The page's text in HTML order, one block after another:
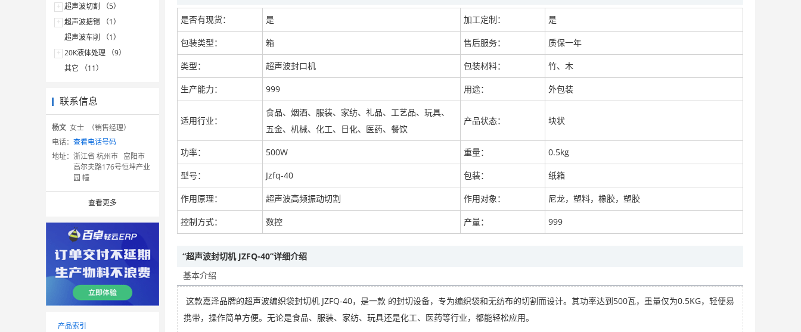
面议
面议
+ 超声波切割 （5）
+ 超声波搪锡 （1）
超声波车削 （1）
+ 20K液体处理 （9）
其它 （11）
联系信息
杨文 女士 （销售经理）
电话： 查看电话号码
地址： 浙江省 杭州市 富阳市
高尔夫路176号恒坤产业
园 幢
查看更多
产品索引
是否有现货： 是 加工定制： 是
包装类型： 箱 售后服务： 质保一年
类型： 超声波封口机 包装材料： 竹、木
生产能力： 999 用途： 外包装
适用行业：
食品、烟酒、服装、家纺、礼品、工艺品、玩具、
五金、机械、化工、日化、医药、餐饮
产品状态： 块状
功率： 500W 重量： 0.5kg
型号： Jzfq-40 包装： 纸箱
作用原理： 超声波高频振动切割 作用对象： 尼龙，塑料，橡胶，塑胶
控制方式： 数控 产量： 999
“超声波封切机 JZFQ-40”详细介绍
基本介绍
这款嘉泽品牌的超声波编织袋封切机 JZFQ-40，是一款 的封切设备，专为编织袋和无纺布的切割而设计。其功率达到500瓦，重量仅为0.5KG，轻便易
携带，操作简单方便。无论是食品、服装、家纺、玩具还是化工、医药等行业，都能轻松应用。